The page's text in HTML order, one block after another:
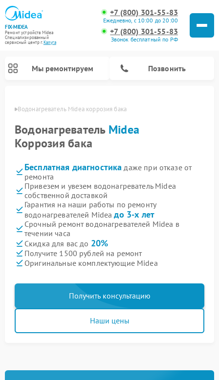
FIX-MIDEA
Ремонт устройств Midea
Специализированный
cервисный центр г.Калуга
+7 (800) 301-55-83
Ежедневно, с 10:00 до 20:00
+7 (800) 301-55-83
Звонок бесплатный по РФ
Мы ремонтируем Позвонить
Водонагреватель Midea коррозия бака
Водонагреватель Midea
Коррозия бака
Бесплатная диагностика даже при отказе от
ремонта
Привезем и увезем водонагреватель Midea
собственной доставкой
Гарантия на наши работы по ремонту
водонагревателей Mideaдо 3-х лет
Срочный ремонт водонагревателей Midea в
течении часа
Скидка для вас до 20%
Получите 1500 рублей на ремонт
Оригинальные комплектующие Midea
Получить консультацию
Наши цены